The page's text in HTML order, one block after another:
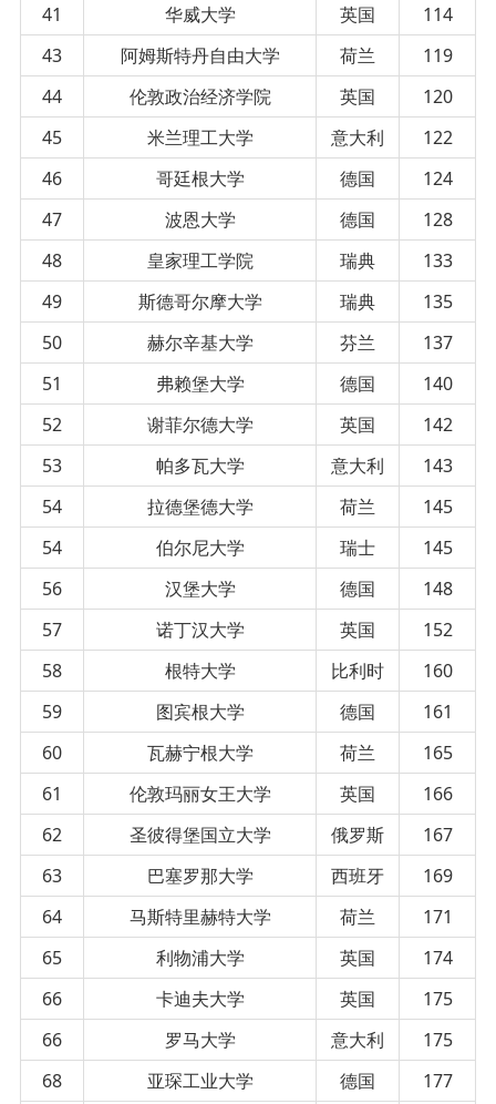
41 华威大学 英国
114
43
阿姆斯特丹自由大学 荷兰
119
44
伦敦政治经济学院 英国
120
45
米兰理工大学 意大利
122
46
哥廷根大学 德国
124
47
波恩大学 德国
128
48
皇家理工学院 瑞典
133
49
斯德哥尔摩大学 瑞典
135
50
赫尔辛基大学 芬兰
137
51
弗赖堡大学 德国
140
52
谢菲尔德大学 英国
142
53
帕多瓦大学 意大利
143
54
拉德堡德大学 荷兰
145
54
伯尔尼大学 瑞士
145
56
汉堡大学 德国
148
57
诺丁汉大学 英国
152
58
根特大学 比利时
160
59
图宾根大学 德国
161
60
瓦赫宁根大学 荷兰
165
61
伦敦玛丽女王大学 英国
166
62
圣彼得堡国立大学 俄罗斯
167
63
巴塞罗那大学 西班牙
169
64
马斯特里赫特大学 荷兰
171
65
利物浦大学 英国
174
66
卡迪夫大学 英国
175
66
罗马大学 意大利
175
68
亚琛工业大学 德国
177